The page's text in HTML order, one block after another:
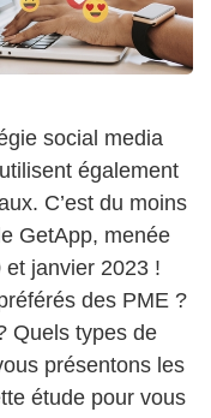
social media
également
C’est du moins
GetApp, menée
janvier 2023 !
des PME ?
Quels types de
présentons les
étude pour vous